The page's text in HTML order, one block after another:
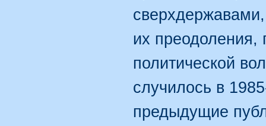
их преодоления,
политической
случилось в
предыдущие